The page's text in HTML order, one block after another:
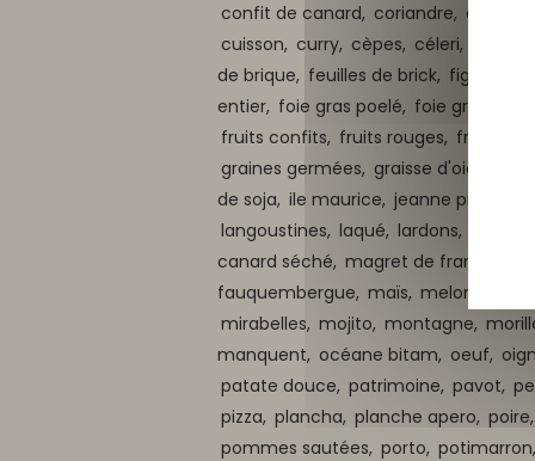
confit de canard, coriandre, coulis,
cuisson, curry, cèpes, céleri,
de brique, feuilles de brick, figue,
entier, foie gras poelé, foie gras poêlé,
fruits confits, fruits rouges, fruits
graines germées, graisse d'oie et de
de soja, ile maurice, jeanne profit,
langoustines, laqué, lardons,
canard séché, magret de france,
fauquembergue, maïs, melon,
mirabelles, mojito, montagne,
manquent, océane bitam, oeuf,
patate douce, patrimoine, pavot,
pizza, plancha, planche apero, poire,
pommes sautées, porto, potimarron,